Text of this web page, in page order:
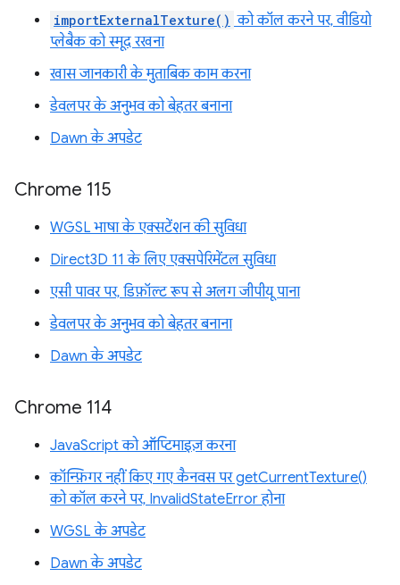
importExternalTexture() को कॉल करने पर, वीडियो
प्लेबैक को स्मूद रखना
खास जानकारी के मुताबिक काम करना
डेवलपर के अनुभव को बेहतर बनाना
Dawn के अपडेट
Chrome 115
WGSL भाषा के एक्सटेंशन की सुविधा
Direct3D 11 के लिए एक्सपेरिमेंटल सुविधा
एसी पावर पर, डिफ़ॉल्ट रूप से अलग जीपीयू पाना
डेवलपर के अनुभव को बेहतर बनाना
Dawn के अपडेट
Chrome 114
JavaScript को ऑप्टिमाइज़ करना
कॉन्फ़िगर नहीं किए गए कैनवस पर getCurrentTexture()
को कॉल करने पर, InvalidStateError होना
WGSL के अपडेट
Dawn के अपडेट